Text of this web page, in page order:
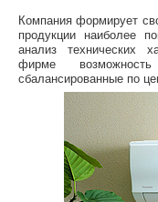
Компания формирует
продукции наиболее
анализ технических
фирме
сбалансированные по